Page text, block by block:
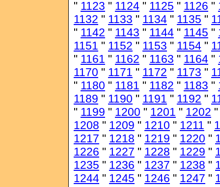
" 1123 " 1124 " 1125 " 1126 "
1132 " 1133 " 1134 " 1135 "
" 1142 " 1143 " 1144 " 1145 "
1151 " 1152 " 1153 " 1154 "
" 1161 " 1162 " 1163 " 1164 "
1170 " 1171 " 1172 " 1173 "
" 1180 " 1181 " 1182 " 1183 "
1189 " 1190 " 1191 " 1192 "
" 1199 " 1200 " 1201 " 1202
1208 " 1209 " 1210 " 1211 "
1217 " 1218 " 1219 " 1220 "
1226 " 1227 " 1228 " 1229 "
1235 " 1236 " 1237 " 1238 "
1244 " 1245 " 1246 " 1247 "